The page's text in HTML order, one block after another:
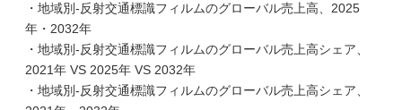
・地域別-反射交通標識フィルムのグローバル売上高、2025
年・2032年
・地域別-反射交通標識フィルムのグローバル売上高シェア、
2021年 VS 2025年 VS 2032年
・地域別-反射交通標識フィルムのグローバル売上高シェア、